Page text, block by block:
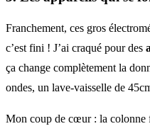
Franchement, ces gros
c’est fini ! J’ai craqué pour des
ça change complètement la
ondes, un lave-vaisselle de
Mon coup de cœur : la